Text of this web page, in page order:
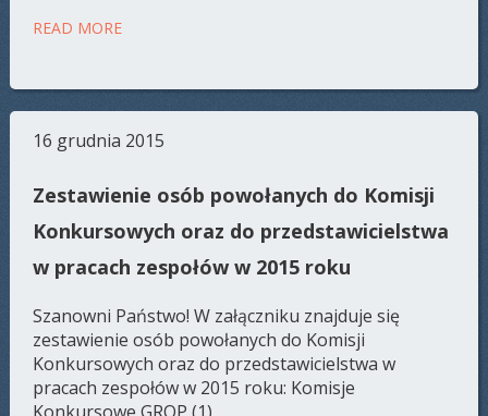
READ MORE
16 grudnia 2015
Zestawienie osób powołanych do Komisji
Konkursowych oraz do przedstawicielstwa
w pracach zespołów w 2015 roku
Szanowni Państwo! W załączniku znajduje się
zestawienie osób powołanych do Komisji
Konkursowych oraz do przedstawicielstwa w
pracach zespołów w 2015 roku: Komisje